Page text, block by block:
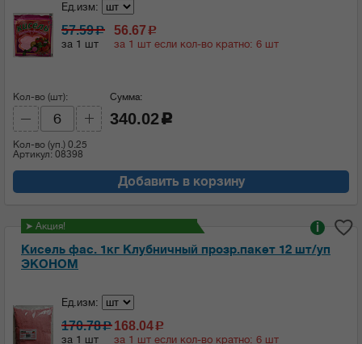
Ед.изм:
57.59c
за 1 шт
56.67 c
за 1 шт если кол-во кратно: 6 шт
Кол-во (шт):
Кол-во (уп.) 0.25
Артикул: 08398
Сумма:
340.02 c
Добавить в корзину
➤ Акция!
Кисель фас. 1кг Клубничный прозр.пакет 12 шт/уп
ЭКОНОМ
i
Ед.изм:
170.78c
за 1 шт
168.04c
за 1 шт если кол-во кратно: 6 шт